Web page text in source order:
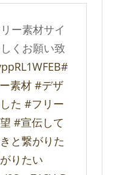
ー素材サイ
くお願い致
#
素材 #デザ
た #フリー
#宣伝して
と繋がりた
りたい